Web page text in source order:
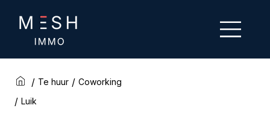
/ Te huur / Coworking
/ Luik